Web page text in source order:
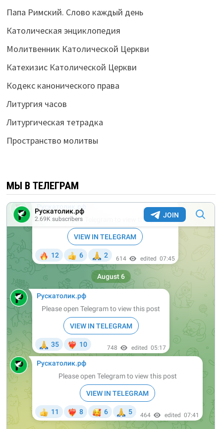
Папа Римский. Слово каждый день
Католическая энциклопедия
Молитвенник Католической Церкви
Катехизис Католической Церкви
Кодекс канонического права
Литургия часов
Литургическая тетрадка
Пространство молитвы
МЫ В ТЕЛЕГРАМ